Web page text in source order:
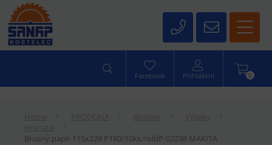
0
Facebook Přihlášení
Brusný papír 115x229 P180/10ks,=oldP-02238 MAKITA